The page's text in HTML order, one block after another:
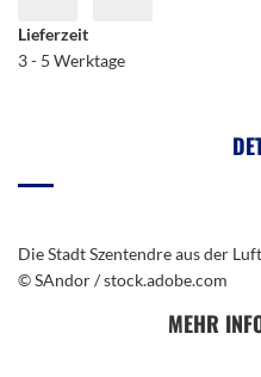
Lieferzeit
3 - 5 Werktage
Die Stadt Szentendre aus der
© SAndor / stock.adobe.com
MEHR